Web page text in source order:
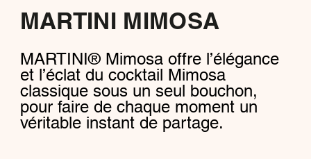
MARTINI MIMOSA
MARTINI® Mimosa offre l’élégance
et l’éclat du cocktail Mimosa
classique sous un seul bouchon,
pour faire de chaque moment un
véritable instant de partage.